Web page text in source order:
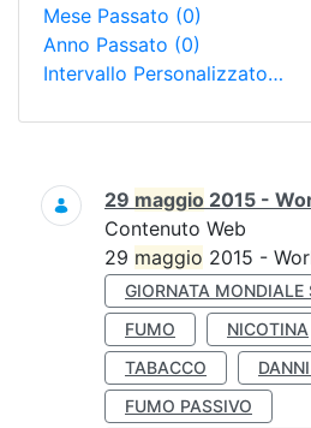
Mese Passato (0)
Anno Passato (0)
Intervallo Personalizzato…
Ricerca
29 maggio 2015 -
Contenuto Web
29 maggio 2015 -
GIORNATA MONDIALE
FUMO
NICOTINA
TABACCO
FUMO PASSIVO